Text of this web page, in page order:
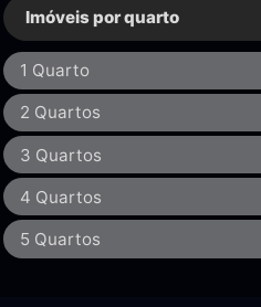
Imóveis por quarto
1 Quarto
2 Quartos
3 Quartos
4 Quartos
5 Quartos